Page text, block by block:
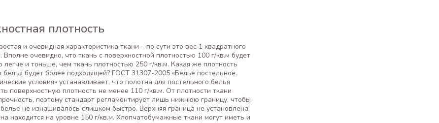
плотность
и очевидная характеристика ткани – по сути это вес 1 квадратного
Вполне очевидно, что ткань с поверхностной плотностью 100 г/кв.м будет
легче и тоньше, чем ткань плотностью 250 г/кв.м. Какая же плотность
белья будет более подходящей? ГОСТ 31307-2005 «Белье постельное.
условия» устанавливает, что полотна для постельного белья
поверхностную плотность не менее 110 г/кв.м. От плотности ткани
поэтому стандарт регламентирует лишь нижнюю границу, чтобы
не изнашивалось слишком быстро. Верхняя граница не установлена,
находится на уровне 150 г/кв.м. Хлопчатобумажные ткани могут иметь и